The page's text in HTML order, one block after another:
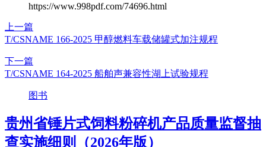
https://www.998pdf.com/74696.html
上一篇
T/CSNAME 166-2025 甲醇燃料车载储罐式加注规程
下一篇
T/CSNAME 164-2025 船舶声兼容性湖上试验规程
图书
贵州省锤片式饲料粉碎机产品质量监督抽
查实施细则（2026年版）